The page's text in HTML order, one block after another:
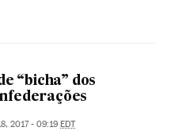
“bicha” dos
2017 - 09:19 EDT